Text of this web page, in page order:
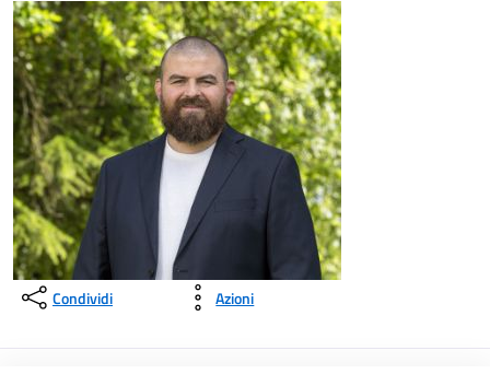
Condividi Azioni